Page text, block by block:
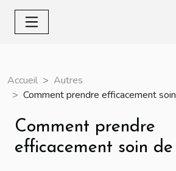
Accueil
Autres
Comment prendre efficacement
Comment prendre
efficacement soin